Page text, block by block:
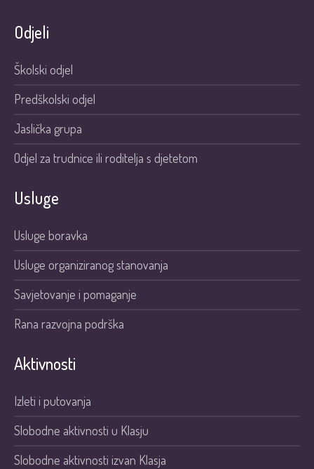
Odjeli
Školski odjel
Predškolski odjel
Jaslička grupa
Odjel za trudnice ili roditelja s djetetom
Usluge
Usluge boravka
Usluge organiziranog stanovanja
Savjetovanje i pomaganje
Rana razvojna podrška
Aktivnosti
Izleti i putovanja
Slobodne aktivnosti u Klasju
Slobodne aktivnosti izvan Klasja